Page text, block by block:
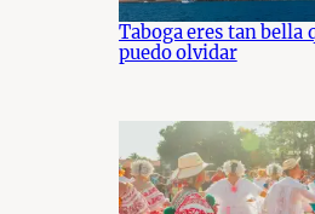
Taboga eres tan bella
puedo olvidar